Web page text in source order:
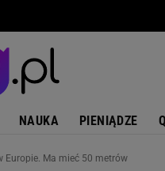
NAUKA PIENIĄDZE
Europie. Ma mieć 50 metrów